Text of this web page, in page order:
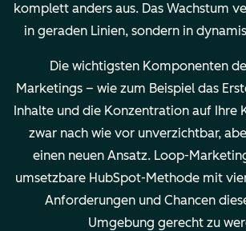
komplett anders aus. Das Wachstum
in geraden Linien, sondern in
Die wichtigsten Komponenten
Marketings – wie zum Beispiel das
Inhalte und die Konzentration auf Ihre
zwar nach wie vor unverzichtbar,
einen neuen Ansatz. Loop-
umsetzbare HubSpot-Methode mit
Anforderungen und Chancen
Umgebung gerecht zu